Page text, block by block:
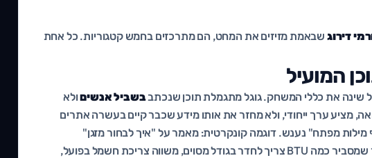
דירוג שבאמת מזיזים את המחט, הם מתרכזים בחמש קטגוריות. כל אחת
בשביל אנשיםולא
מציע ערך ייחודי, ולא מחזר את אותו מידע שכבר קיים בעשרה אתרים
מילות מפתח" נענש. דוגמה קונקרטית: מאמר על "איך לבחור מזגן"
שמסתפק במפרט יצרן הוא תוכן דק, אבל מאמר שמסביר כמה BTU צריך לחדר בגודל מסוים, משווה צריכת חשמל בפועל,